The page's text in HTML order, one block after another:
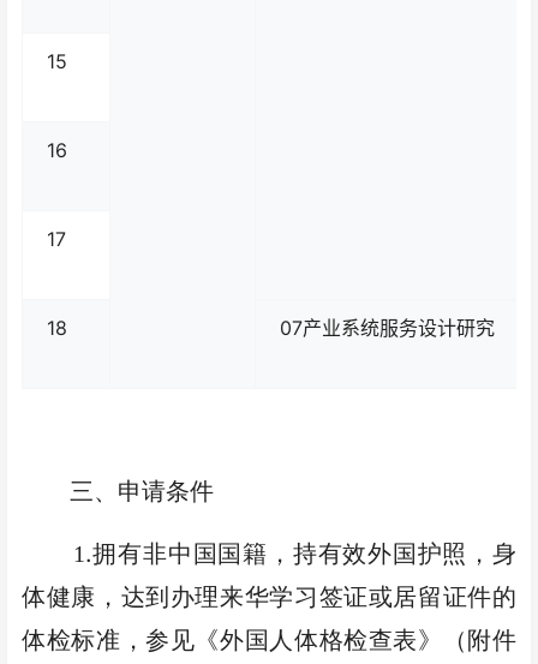
15
16
17
18 07产业系统服务设计研究
三、申请条件
1.拥有非中国国籍，持有效外国护照 ，身
体健康 ， 达到办理来华学习签证或居留证件的
体检标准 ，参见 《外国人体格检查表》（附件